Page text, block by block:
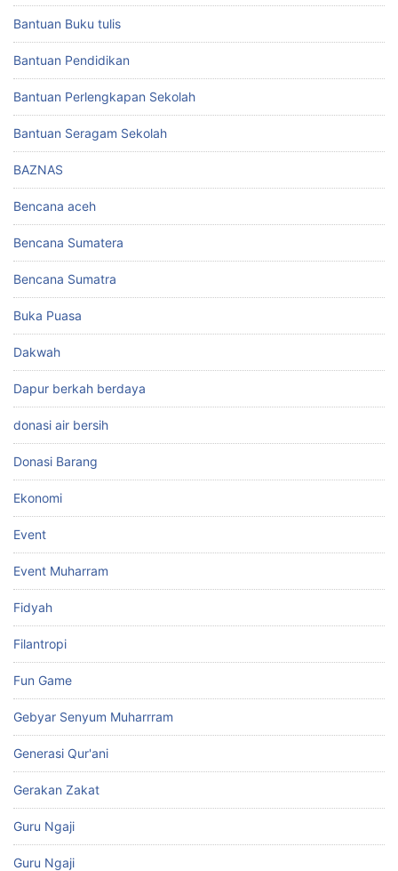
Bantuan Buku tulis
Bantuan Pendidikan
Bantuan Perlengkapan Sekolah
Bantuan Seragam Sekolah
BAZNAS
Bencana aceh
Bencana Sumatera
Bencana Sumatra
Buka Puasa
Dakwah
Dapur berkah berdaya
donasi air bersih
Donasi Barang
Ekonomi
Event
Event Muharram
Fidyah
Filantropi
Fun Game
Gebyar Senyum Muharrram
Generasi Qur'ani
Gerakan Zakat
Guru Ngaji
Guru Ngaji